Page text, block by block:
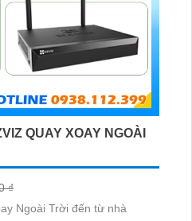
QUAY XOAY NGOÀI
₫
Ngoài Trời đến từ nhà